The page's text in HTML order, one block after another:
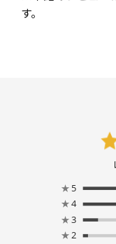
す。
★ 5
★4
★3
★2